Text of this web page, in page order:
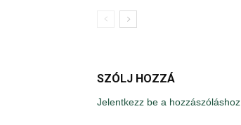
SZÓLJ HOZZÁ
Jelentkezz be a hozzászóláshoz